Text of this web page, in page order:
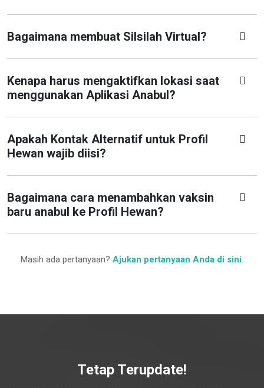
Bagaimana membuat Silsilah Virtual?
Kenapa harus mengaktifkan lokasi saat
menggunakan Aplikasi Anabul?
Apakah Kontak Alternatif untuk Profil
Hewan wajib diisi?
Bagaimana cara menambahkan vaksin
baru anabul ke Profil Hewan?
Masih ada pertanyaan? Ajukan pertanyaan Anda di sini.
Tetap Terupdate!